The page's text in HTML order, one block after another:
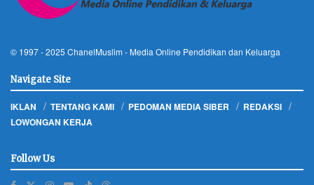
© 1997 - 2025 ChanelMuslim - Media Online Pendidikan dan Keluarga
Navigate Site
IKLAN TENTANG KAMI PEDOMAN MEDIA SIBER
REDAKSI
LOWONGAN KERJA
Follow Us